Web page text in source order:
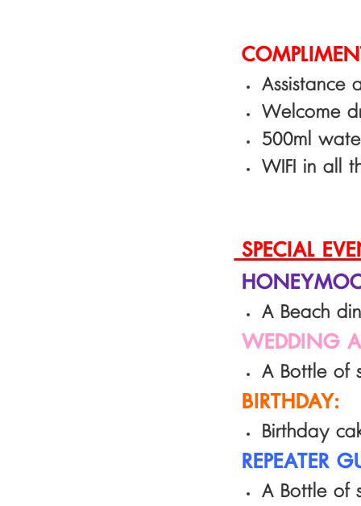
Assistance
Welcome
500ml
WIFI in all
SPECIAL
A Beach
WEDDING
A Bottle of
BIRTHDAY:
Birthday
REPEATER
A Bottleof